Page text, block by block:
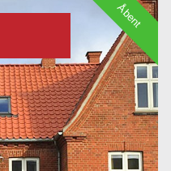
Åbent